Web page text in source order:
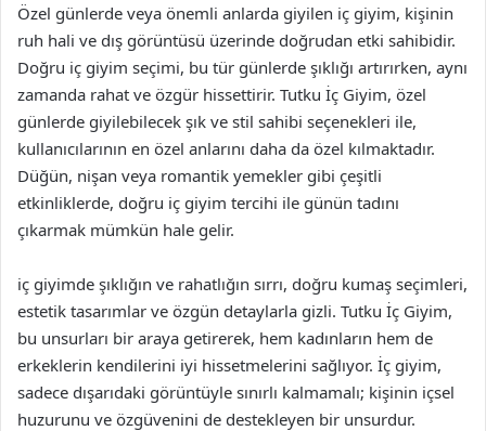
Özel günlerde veya önemli anlarda giyilen iç giyim, kişinin
ruh hali ve dış görüntüsü üzerinde doğrudan etki sahibidir.
Doğru iç giyim seçimi, bu tür günlerde şıklığı artırırken, aynı
zamanda rahat ve özgür hissettirir. Tutku İç Giyim, özel
günlerde giyilebilecek şık ve stil sahibi seçenekleri ile,
kullanıcılarının en özel anlarını daha da özel kılmaktadır.
Düğün, nişan veya romantik yemekler gibi çeşitli
etkinliklerde, doğru iç giyim tercihi ile günün tadını
çıkarmak mümkün hale gelir.
iç giyimde şıklığın ve rahatlığın sırrı, doğru kumaş seçimleri,
estetik tasarımlar ve özgün detaylarla gizli. Tutku İç Giyim,
bu unsurları bir araya getirerek, hem kadınların hem de
erkeklerin kendilerini iyi hissetmelerini sağlıyor. İç giyim,
sadece dışarıdaki görüntüyle sınırlı kalmamalı; kişinin içsel
huzurunu ve özgüvenini de destekleyen bir unsurdur.